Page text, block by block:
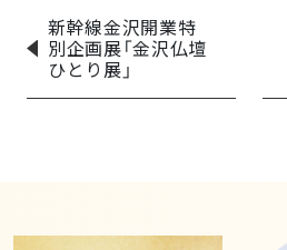
新幹線金沢開業特
別企画展「金沢仏壇
ひとり展」